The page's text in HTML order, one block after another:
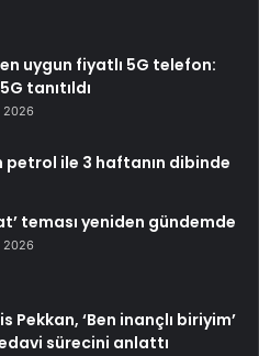
uygun fiyatlı 5G telefon:
tanıtıldı
2026
ile 3 haftanın dibinde
teması yeniden gündemde
2026
Pekkan, ‘Ben inançlı biriyim’
sürecini anlattı